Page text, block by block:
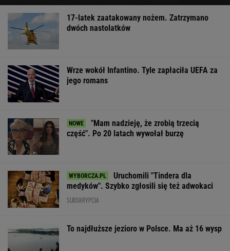
17-latek zaatakowany nożem. Zatrzymano
dwóch nastolatków
Wrze wokół Infantino. Tyle zapłaciła UEFA za
jego romans
"Mam nadzieję, że zrobią trzecią
część". Po 20 latach wywołał burzę
Uruchomili "Tindera dla
medyków". Szybko zgłosili się też adwokaci
SUBSKRYPCJA
To najdłuższe jezioro w Polsce. Ma aż 16 wysp